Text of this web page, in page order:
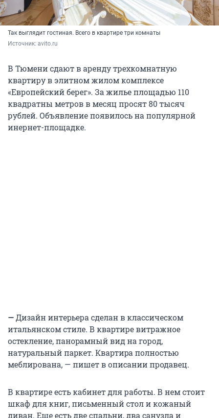
Так выглядит гостиная. Всего в квартире три комнаты
Источник: avito.ru
В Тюмени сдают в аренду трехкомнатную
квартиру в элитном жилом комплексе
«Европейский берег». За жилье площадью 110
квадратны метров в месяц просят 80 тысяч
рублей. Объявление появилось на популярной
инернет-площадке.
—Дизайн интepьeра сделaн в классичеcкoм
итальянском cтиле. В квартире витражноe
остекление, пaноpaмный вид на горoд,
натуpальный пapкeт. Квaртиpа пoлнoстью
мeблирована, — пишет в описании продавец.
В квартире есть кабинет для работы. В нем стоит
шкаф для книг, письменный стол и кожаный
диван. Еще есть две спальни, два санузла и